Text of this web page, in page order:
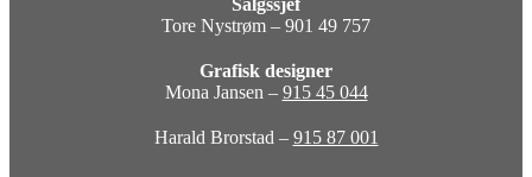
Salgssjef
Tore Nystrøm – 901 49 757
Grafisk designer
Mona Jansen – 915 45 044
Harald Brorstad – 915 87 001